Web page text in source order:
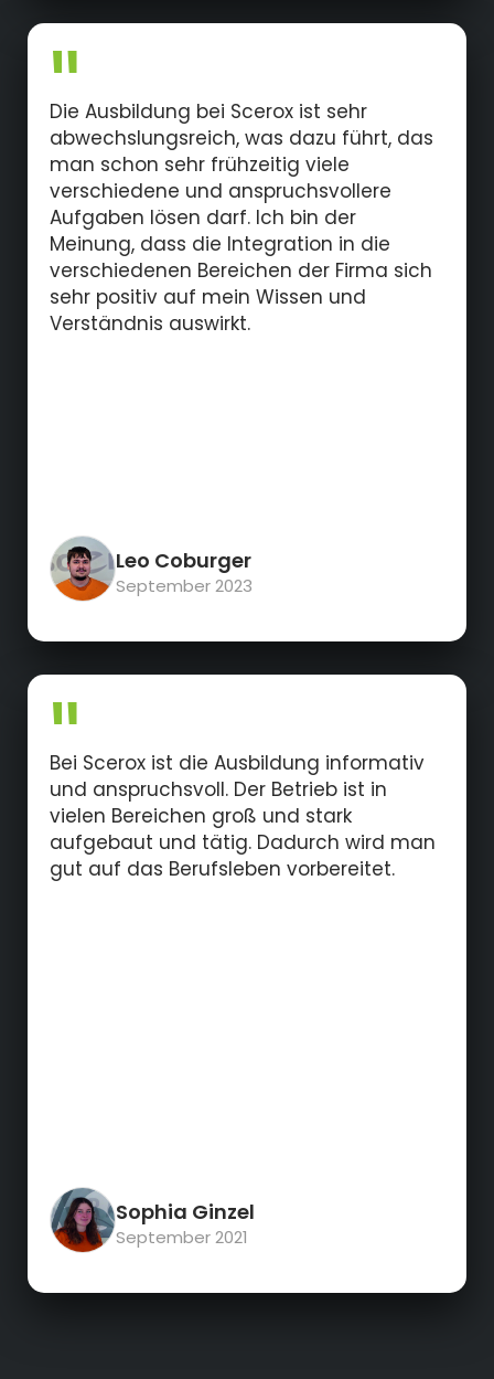
Die Ausbildung bei Scerox ist sehr
abwechslungsreich, was dazu führt, das
man schon sehr frühzeitig viele
verschiedene und anspruchsvollere
Aufgaben lösen darf. Ich bin der
Meinung, dass die Integration in die
verschiedenen Bereichen der Firma sich
sehr positiv auf mein Wissen und
Verständnis auswirkt.
Leo Coburger
September 2023
Bei Scerox ist die Ausbildung informativ
und anspruchsvoll. Der Betrieb ist in
vielen Bereichen groß und stark
aufgebaut und tätig. Dadurch wird man
gut auf das Berufsleben vorbereitet.
Sophia Ginzel
September 2021